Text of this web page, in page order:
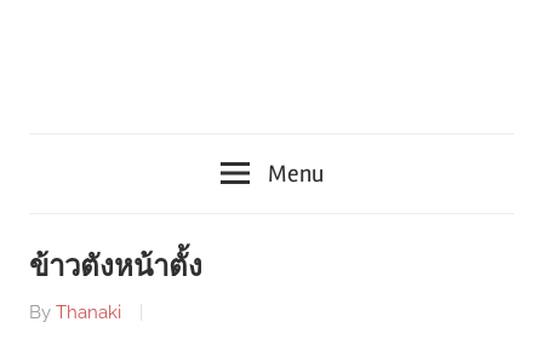
Menu
ข้าวตังหน้าตั้ง
By Thanaki